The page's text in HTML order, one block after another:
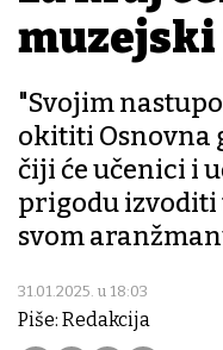
"Svojim
okititi Osnovna
čiji će učenici i
prigodu
svom
31.01.2025. u 18:03
Piše: Redakcija